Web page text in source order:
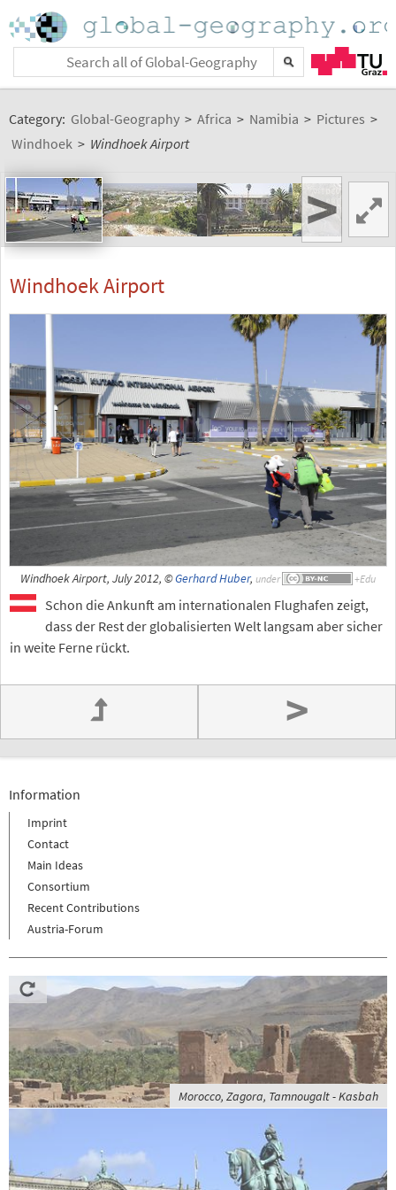
Category: Global-Geography > Africa > Namibia > Pictures >
Windhoek > Windhoek Airport
>
Windhoek Airport
Windhoek Airport, July 2012, ©Gerhard Huber, under
Schon die Ankunft am internationalen Flughafen zeigt,
dass der Rest der globalisierten Welt langsam aber sicher
in weite Ferne rückt.
>
Information
Imprint
Contact
Main Ideas
Consortium
Recent Contributions
Austria-Forum
Morocco, Zagora, Tamnougalt - Kasbah